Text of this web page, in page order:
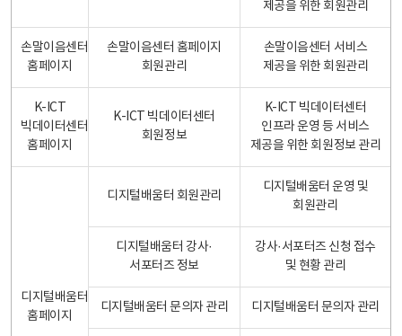
제공을 위한 회원관리
손말이음센터
홈페이지
손말이음센터 홈페이지
회원관리
손말이음센터 서비스
제공을 위한 회원관리
K-ICT
빅데이터센터
홈페이지
K-ICT 빅데이터센터
회원정보
K-ICT 빅데이터센터
인프라 운영 등 서비스
제공을 위한 회원정보 관리
디지털배움터
홈페이지
디지털배움터 회원관리
디지털배움터 운영 및
회원관리
디지털배움터 강사·
서포터즈 정보
강사·서포터즈 신청 접수
및 현황 관리
디지털배움터 문의자 관리 디지털배움터 문의자 관리